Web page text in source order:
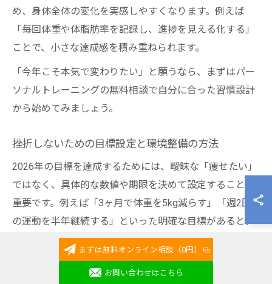
め、身体全体の変化を実感しやすくなります。例えば
「毎回体重や体脂肪率を記録し、進捗を見える化する」
ことで、小さな達成感を積み重ねられます。
「今年こそ本気で変わりたい」と願うなら、まずはパー
ソナルトレーニングの無料相談で自分に合った習慣設計
から始めてみましょう。
挫折しないための目標設定と環境整備の方法
2026年の目標を達成するためには、曖昧な「痩せたい」
ではなく、具体的な数値や期限を決めて設定することが
重要です。例えば「3ヶ月で体重を5kg減らす」「週2回
の運動を半年継続する」といった明確な目標があると、
進捗管理がしやすくなります。
さらに、挫折を防ぐためには「環境づくり」がポイント
まずは無料オンライン相談（0円）
お問い合わせはこちら